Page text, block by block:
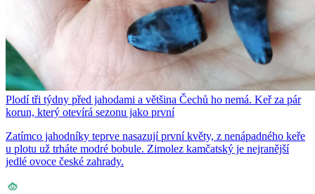
Plodí tři týdny před jahodami a většina Čechů ho nemá. Keř za pár
korun, který otevírá sezonu jako první
Zatímco jahodníky teprve nasazují první květy, z nenápadného keře
u plotu už trháte modré bobule. Zimolez kamčatský je nejranější
jedlé ovoce české zahrady.